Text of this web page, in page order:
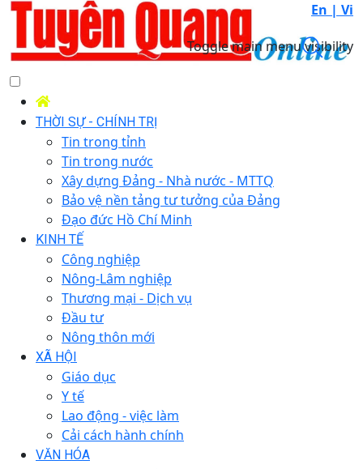
En | Vi
Toggle main menu visibility
THỜI SỰ - CHÍNH TRỊ
Tin trong tỉnh
Tin trong nước
Xây dựng Đảng - Nhà nước - MTTQ
Bảo vệ nền tảng tư tưởng của Đảng
Đạo đức Hồ Chí Minh
KINH TẾ
Công nghiệp
Nông-Lâm nghiệp
Thương mại - Dịch vụ
Đầu tư
Nông thôn mới
XÃ HỘI
Giáo dục
Y tế
Lao động - việc làm
Cải cách hành chính
VĂN HÓA